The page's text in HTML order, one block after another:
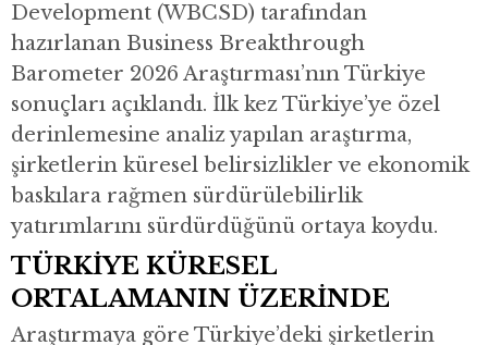
Development (WBCSD) tarafından
hazırlanan Business Breakthrough
Barometer 2026 Araştırması’nın Türkiye
sonuçları açıklandı. İlk kez Türkiye’ye özel
derinlemesine analiz yapılan araştırma,
şirketlerin küresel belirsizlikler ve ekonomik
baskılara rağmen sürdürülebilirlik
yatırımlarını sürdürdüğünü ortaya koydu.
TÜRKİYE KÜRESEL
ORTALAMANIN ÜZERİNDE
Araştırmaya göre Türkiye’deki şirketlerin